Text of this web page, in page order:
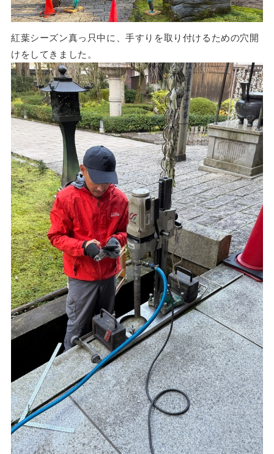
紅葉シーズン真っ只中に、手すりを取り付けるための穴開
けをしてきました。